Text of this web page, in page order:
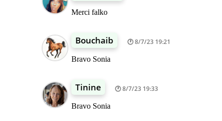
Merci falko
Bouchaib 8/7/23 19:21
Bravo Sonia
Tinine 8/7/23 19:33
Bravo Sonia